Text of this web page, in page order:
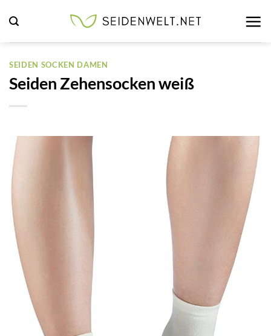
Inhalt
springen
SEIDEN SOCKEN DAMEN
Seiden Zehensocken weiß